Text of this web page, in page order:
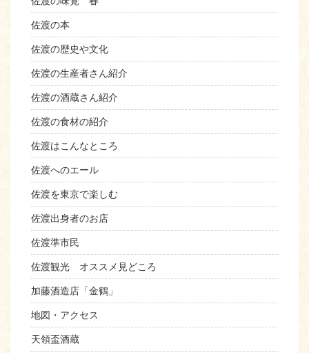
佐渡の本
佐渡の歴史や文化
佐渡の生産者さん紹介
佐渡の酒蔵さん紹介
佐渡の食材の紹介
佐渡はこんなところ
佐渡へのエール
佐渡を東京で楽しむ
佐渡出身者のお店
佐渡準市民
佐渡観光 オススメ見どころ
加藤酒造店「金鶴」
地図・アクセス
天領盃酒蔵